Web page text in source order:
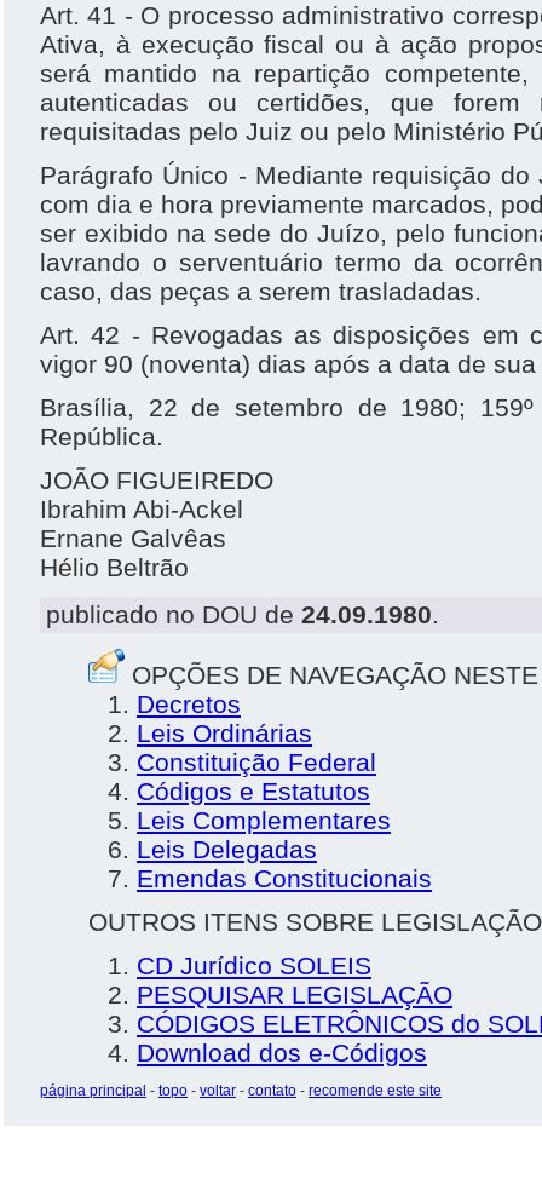
Art. 41 - O processo administrativo
Ativa, à execução fiscal ou à ação
será mantido na repartição
autenticadas ou certidões, que forem
requisitadas pelo Juiz ou pelo Ministério
Parágrafo Único - Mediante requisição
com dia e hora previamente marcados,
ser exibido na sede do Juízo, pelo
lavrando o serventuário termo da
caso, das peças a serem trasladadas.
Art. 42 - Revogadas as disposições em
vigor 90 (noventa) dias após a data de
Brasília, 22 de setembro de 1980;
República.
JOÃO FIGUEIREDO
Ibrahim Abi-Ackel
Ernane Galvêas
Hélio Beltrão
publicado no DOU de 24.09.1980.
OPÇÕES DE NAVEGAÇÃO
Decretos
Leis Ordinárias
Constituição Federal
Códigos e Estatutos
Leis Complementares
Leis Delegadas
Emendas Constitucionais
OUTROS ITENS SOBRE
CD Jurídico SOLEIS
PESQUISAR LEGISLAÇÃO
CÓDIGOS ELETRÔNICOS do
Download dos e-Códigos
página principal - topo - voltar - contato - recomende este site